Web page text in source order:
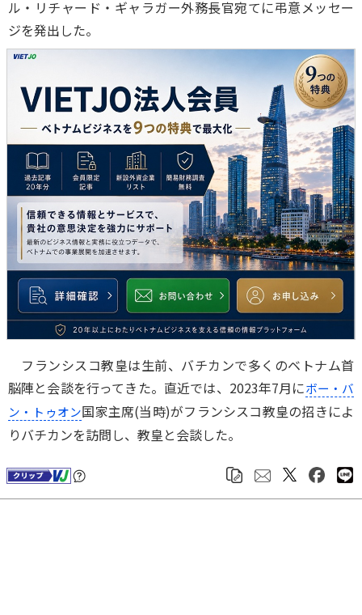
ル・リチャード・ギャラガー外務長官宛てに弔意メッセー
ジを発出した。
フランシスコ教皇は生前、バチカンで多くのベトナム首
脳陣と会談を行ってきた。直近では、2023年7月にボー・バ
ン・トゥオン国家主席(当時)がフランシスコ教皇の招きによ
りバチカンを訪問し、教皇と会談した。